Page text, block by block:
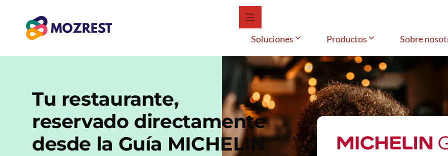
contenido
Soluciones Productos Sobre
Tu restaurante,
reservado directamente
desde la Guía MICHELIN